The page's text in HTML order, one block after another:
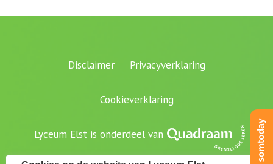
Disclaimer Privacyverklaring
Cookieverklaring
Lyceum Elst is onderdeel van